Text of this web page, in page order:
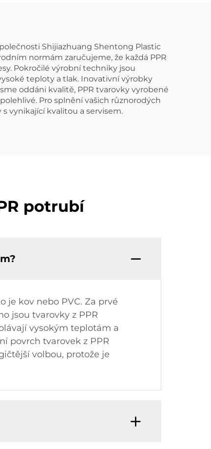
Shijiazhuang Shentong Plastic
normám zaručujeme, že každá PPR
Pokročilé výrobní techniky jsou
teploty a tlak. Inovativní výrobky
oddáni kvalitě, PPR tvarovky vyrobené
Pro splnění vašich různorodých
vynikající kvalitou a servisem.
potrubí
je kov nebo PVC. Za prvé
jsou tvarovky z PPR
vysokým teplotám a
povrch tvarovek z PPR
volbou, protože je